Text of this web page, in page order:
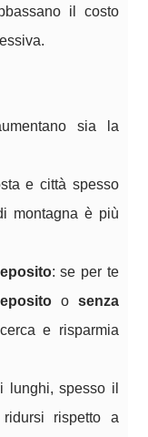
il costo
sia la
e città spesso
montagna è più
: se per te
o senza
e risparmia
lunghi, spesso il
rispetto a